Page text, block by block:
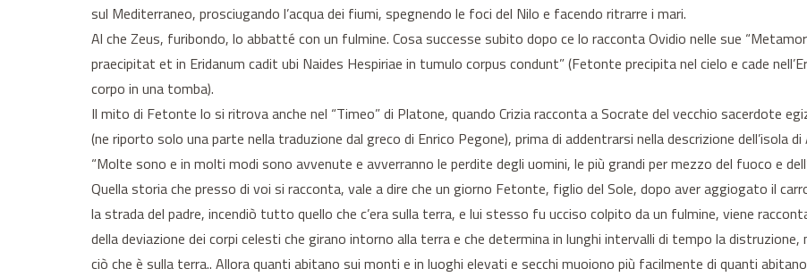
sul Mediterraneo, prosciugando l’acqua dei fiumi, spegnendo le foci del Nilo e facendo ritrarre i mari.
Al che Zeus, furibondo, lo abbatté con un fulmine. Cosa successe subito dopo ce lo racconta Ovidio nelle sue
praecipitat et in Eridanum cadit ubi Naides Hespiriae in tumulo corpus condunt” (Fetonte precipita nel cielo e cade
corpo in una tomba).
Il mito di Fetonte lo si ritrova anche nel “Timeo” di Platone, quando Crizia racconta a Socrate del vecchio sacerdote
(ne riporto solo una parte nella traduzione dal greco di Enrico Pegone), prima di addentrarsi nella descrizione dell’isola
“Molte sono e in molti modi sono avvenute e avverranno le perdite degli uomini, le più grandi per mezzo del fuoco e
Quella storia che presso di voi si racconta, vale a dire che un giorno Fetonte, figlio del Sole, dopo aver aggiogato il
la strada del padre, incendiò tutto quello che c’era sulla terra, e lui stesso fu ucciso colpito da un fulmine, viene
della deviazione dei corpi celesti che girano intorno alla terra e che determina in lunghi intervalli di tempo la
ciò che è sulla terra.. Allora quanti abitano sui monti e in luoghi elevati e secchi muoiono più facilmente di quanti